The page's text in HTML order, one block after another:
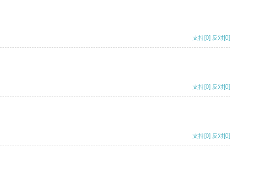
支持[0] 反对[0]
支持[0] 反对[0]
支持[0] 反对[0]